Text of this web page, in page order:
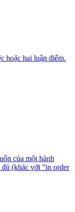
hoặc hai luận điểm.
của một hành
đủ (khác với "in order